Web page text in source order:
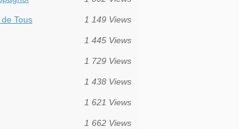
Tous 1 149 Views
1 445 Views
1 729 Views
1 438 Views
1 621 Views
1 662 Views